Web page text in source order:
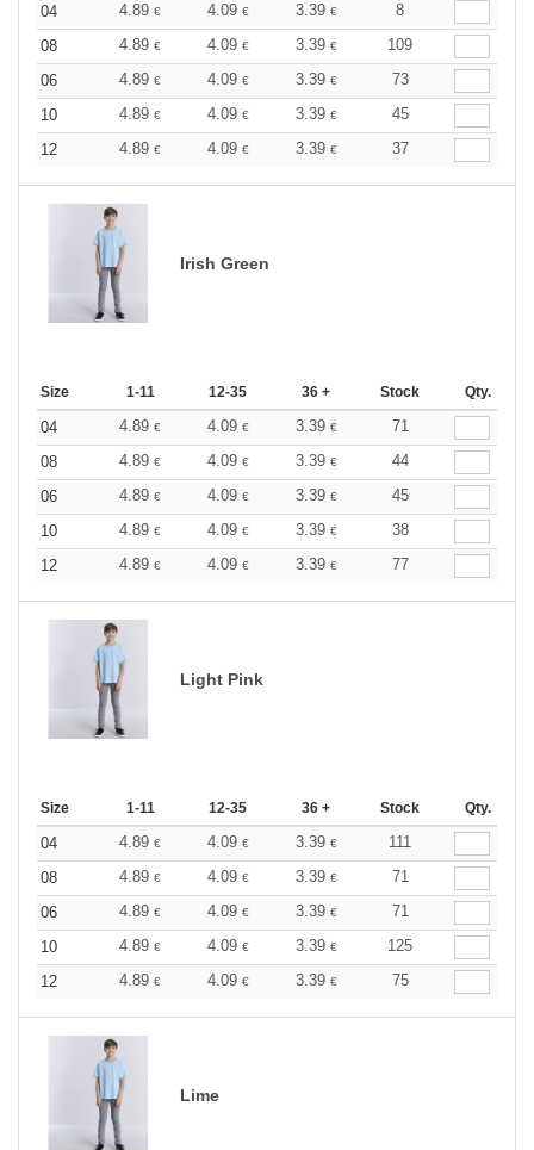
04 4.89 € 4.09 € 3.39 €
8
08
4.89 € 4.09 € 3.39 €
109
06
4.89 € 4.09 € 3.39 €
73
10
4.89 € 4.09 € 3.39 €
45
12
4.89 € 4.09 € 3.39 € 37
Irish Green
Size 1-11 12-35 36 + Stock Qty.
04 4.89 € 4.09 € 3.39 €
71
08
4.89 € 4.09 € 3.39 €
44
06
4.89 € 4.09 € 3.39 €
45
10
4.89 € 4.09 € 3.39 €
38
12
4.89 € 4.09 € 3.39 € 77
Light Pink
Size 1-11 12-35 36 + Stock Qty.
04 4.89 € 4.09 € 3.39 €
111
08
4.89 € 4.09 € 3.39 €
71
06
4.89 € 4.09 € 3.39 €
71
10
4.89 € 4.09 € 3.39 €
125
12
4.89 € 4.09 € 3.39 € 75
Lime